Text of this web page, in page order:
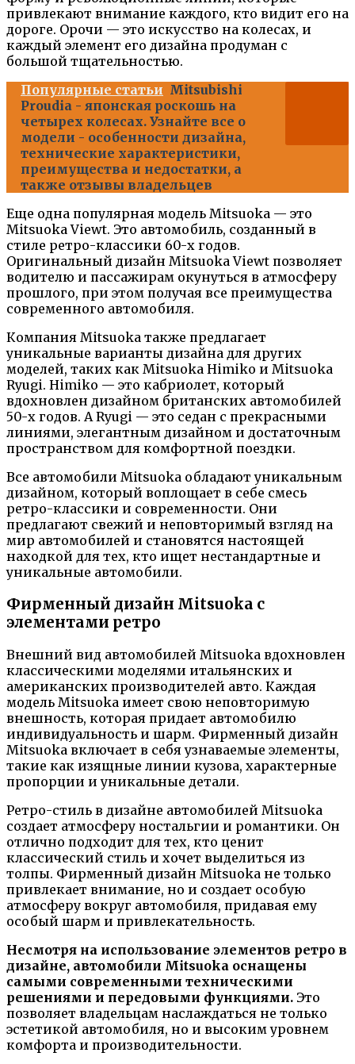
привлекают внимание каждого, кто видит его на
дороге. Орочи — это искусство на колесах, и
каждый элемент его дизайна продуман с
большой тщательностью.
Популярные статьи Mitsubishi
Proudia - японская роскошь на
четырех колесах. Узнайте все о
модели - особенности дизайна,
технические характеристики,
преимущества и недостатки, а
также отзывы владельцев
Еще одна популярная модель Mitsuoka — это
Mitsuoka Viewt. Это автомобиль, созданный в
стиле ретро-классики 60-х годов.
Оригинальный дизайн Mitsuoka Viewt позволяет
водителю и пассажирам окунуться в атмосферу
прошлого, при этом получая все преимущества
современного автомобиля.
Компания Mitsuoka также предлагает
уникальные варианты дизайна для других
моделей, таких как Mitsuoka Himiko и Mitsuoka
Ryugi. Himiko — это кабриолет, который
вдохновлен дизайном британских автомобилей
50-х годов. А Ryugi — это седан с прекрасными
линиями, элегантным дизайном и достаточным
пространством для комфортной поездки.
Все автомобили Mitsuoka обладают уникальным
дизайном, который воплощает в себе смесь
ретро-классики и современности. Они
предлагают свежий и неповторимый взгляд на
мир автомобилей и становятся настоящей
находкой для тех, кто ищет нестандартные и
уникальные автомобили.
Фирменный дизайн Mitsuoka с
элементами ретро
Внешний вид автомобилей Mitsuoka вдохновлен
классическими моделями итальянских и
американских производителей авто. Каждая
модель Mitsuoka имеет свою неповторимую
внешность, которая придает автомобилю
индивидуальность и шарм. Фирменный дизайн
Mitsuoka включает в себя узнаваемые элементы,
такие как изящные линии кузова, характерные
пропорции и уникальные детали.
Ретро-стиль в дизайне автомобилей Mitsuoka
создает атмосферу ностальгии и романтики. Он
отлично подходит для тех, кто ценит
классический стиль и хочет выделиться из
толпы. Фирменный дизайн Mitsuoka не только
привлекает внимание, но и создает особую
атмосферу вокруг автомобиля, придавая ему
особый шарм и привлекательность.
Несмотря на использование элементов ретро в
дизайне, автомобили Mitsuoka оснащены
самыми современными техническими
решениями и передовыми функциями. Это
позволяет владельцам наслаждаться не только
эстетикой автомобиля, но и высоким уровнем
комфорта и производительности.